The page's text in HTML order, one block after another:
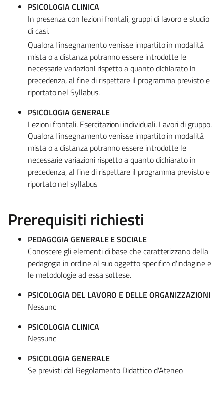
PSICOLOGIA CLINICA
In presenza con lezioni frontali, gruppi di lavoro e studio
di casi.
Qualora l'insegnamento venisse impartito in modalità
mista o a distanza potranno essere introdotte le
necessarie variazioni rispetto a quanto dichiarato in
precedenza, al fine di rispettare il programma previsto e
riportato nel Syllabus.
PSICOLOGIA GENERALE
Lezioni frontali. Esercitazioni individuali. Lavori di gruppo.
Qualora l'insegnamento venisse impartito in modalità
mista o a distanza potranno essere introdotte le
necessarie variazioni rispetto a quanto dichiarato in
precedenza, al fine di rispettare il programma previsto e
riportato nel syllabus
Prerequisiti richiesti
PEDAGOGIA GENERALE E SOCIALE
Conoscere gli elementi di base che caratterizzano della
pedagogia in ordine al suo oggetto specifico d'indagine e
le metodologie ad essa sottese.
PSICOLOGIA DEL LAVORO E DELLE ORGANIZZAZIONI
Nessuno
PSICOLOGIA CLINICA
Nessuno
PSICOLOGIA GENERALE
Se previsti dal Regolamento Didattico d'Ateneo